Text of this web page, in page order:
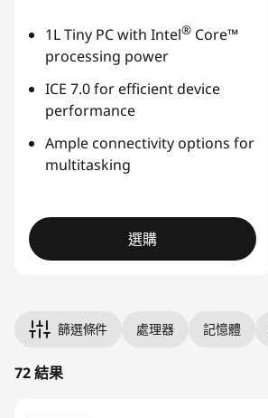
1L Tiny PC with Intel® Core™
processing power
ICE 7.0 for efficient device
performance
Ample connectivity options for
multitasking
選購
篩選條件 處理器 記憶體
72 結果